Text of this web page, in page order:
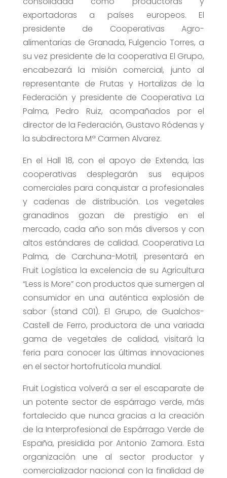
exportadoras a países europeos. El
presidente de Cooperativas Agro-
alimentarias de Granada, Fulgencio Torres, a
su vez presidente de la cooperativa El Grupo,
encabezará la misión comercial, junto al
representante de Frutas y Hortalizas de la
Federación y presidente de Cooperativa La
Palma, Pedro Ruiz, acompañados por el
director de la Federación, Gustavo Ródenas y
la subdirectora Mª Carmen Alvarez.
En el Hall 18, con el apoyo de Extenda, las
cooperativas desplegarán sus equipos
comerciales para conquistar a profesionales
y cadenas de distribución. Los vegetales
granadinos gozan de prestigio en el
mercado, cada año son más diversos y con
altos estándares de calidad. Cooperativa La
Palma, de Carchuna-Motril, presentará en
Fruit Logística la excelencia de su Agricultura
“Less is More” con productos que sumergen al
consumidor en una auténtica explosión de
sabor (stand C01). El Grupo, de Gualchos-
Castell de Ferro, productora de una variada
gama de vegetales de calidad, visitará la
feria para conocer las últimas innovaciones
en el sector hortofrutícola mundial.
Fruit Logistica volverá a ser el escaparate de
un potente sector de espárrago verde, más
fortalecido que nunca gracias a la creación
de la Interprofesional de Espárrago Verde de
España, presidida por Antonio Zamora. Esta
organización une al sector productor y
comercializador nacional con la finalidad de